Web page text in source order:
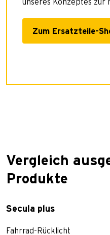
unseres Konzeptes zur
Zum Ersatzteile-
Vergleich
Produkte
Secula plus
Fahrrad-Rücklicht